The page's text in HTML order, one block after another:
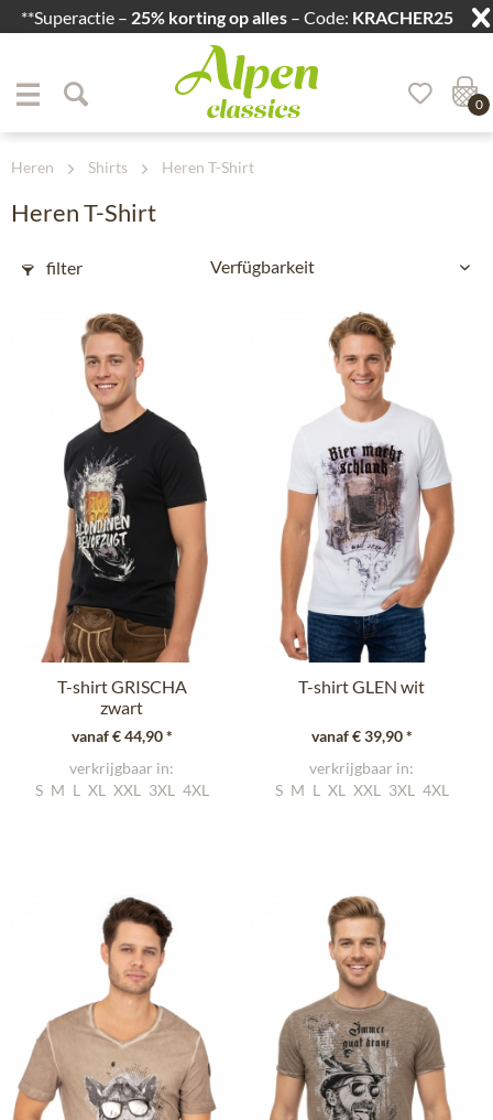
**Superactie – 25% korting op alles– Code: KRACHER25
Zum Hauptbereich springen
0
Heren Shirts Heren T-Shirt
Heren T-Shirt
filter
T-shirt GRISCHA
zwart
vanaf € 44,90 *
verkrijgbaar in:
S M L XL XXL 3XL 4XL
T-shirt GLEN wit
vanaf € 39,90 *
verkrijgbaar in:
S M L XL XXL 3XL 4XL